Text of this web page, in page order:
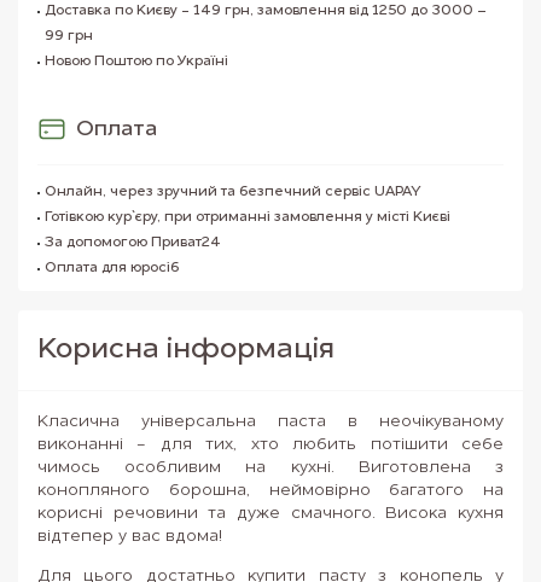
Доставка по Києву - 149 грн, замовлення від 1250 до 3000 –
99 грн
Новою Поштою по Україні
Оплата
Онлайн, через зручний та безпечний сервіс UAPAY
Готівкою кур`єру, при отриманні замовлення у місті Києві
За допомогою Приват24
Оплата для юросіб
Корисна iнформацiя
Класична універсальна паста в неочікуваному
виконанні - для тих, хто любить потішити себе
чимось особливим на кухні. Виготовлена з
конопляного борошна, неймовірно багатого на
корисні речовини та дуже смачного. Висока кухня
відтепер у вас вдома!
Для цього достатньо купити пасту з конопель у